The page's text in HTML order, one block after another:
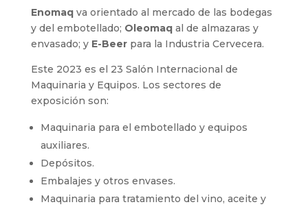
Enomaqva orientado al mercado de las bodegas
y del embotellado; Oleomaqal de almazaras y
envasado; y E-Beerpara la Industria Cervecera.
Este 2023 es el 23 Salón Internacional de
Maquinaria y Equipos. Los sectores de
exposición son:
Maquinaria para el embotellado y equipos
auxiliares.
Depósitos.
Embalajes y otros envases.
Maquinaria para tratamiento del vino, aceite y